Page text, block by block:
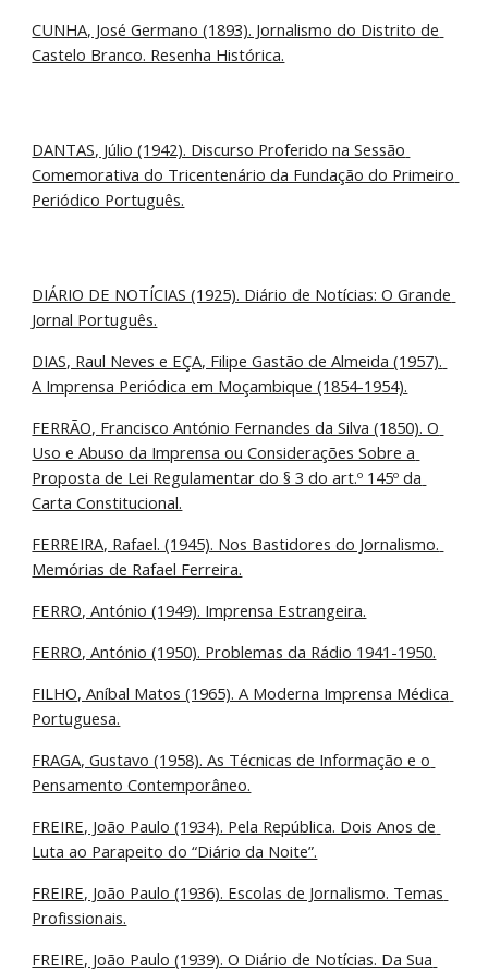
CUNHA, José Germano (1893). Jornalismo do Distrito de
Castelo Branco. Resenha Histórica.
DANTAS, Júlio (1942). Discurso Proferido na Sessão
Comemorativa do Tricentenário da Fundação do Primeiro
Periódico Português.
DIÁRIO DE NOTÍCIAS (1925). Diário de Notícias: O Grande
Jornal Português.
DIAS, Raul Neves e EÇA, Filipe Gastão de Almeida (1957).
A Imprensa Periódica em Moçambique (1854-1954).
FERRÃO, Francisco António Fernandes da Silva (1850). O
Uso e Abuso da Imprensa ou Considerações Sobre a
Proposta de Lei Regulamentar do § 3 do art.º 145º da
Carta Constitucional.
FERREIRA, Rafael. (1945). Nos Bastidores do Jornalismo.
Memórias de Rafael Ferreira.
FERRO, António (1949). Imprensa Estrangeira.
FERRO, António (1950). Problemas da Rádio 1941-1950.
FILHO, Aníbal Matos (1965). A Moderna Imprensa Médica
Portuguesa.
FRAGA, Gustavo (1958). As Técnicas de Informação e o
Pensamento Contemporâneo.
FREIRE, João Paulo (1934). Pela República. Dois Anos de
Luta ao Parapeito do “Diário da Noite”.
FREIRE, João Paulo (1936). Escolas de Jornalismo. Temas
Profissionais.
FREIRE, João Paulo (1939). O Diário de Notícias. Da Sua